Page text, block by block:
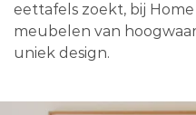
eettafels zoekt, bij
meubelen van
uniek design.